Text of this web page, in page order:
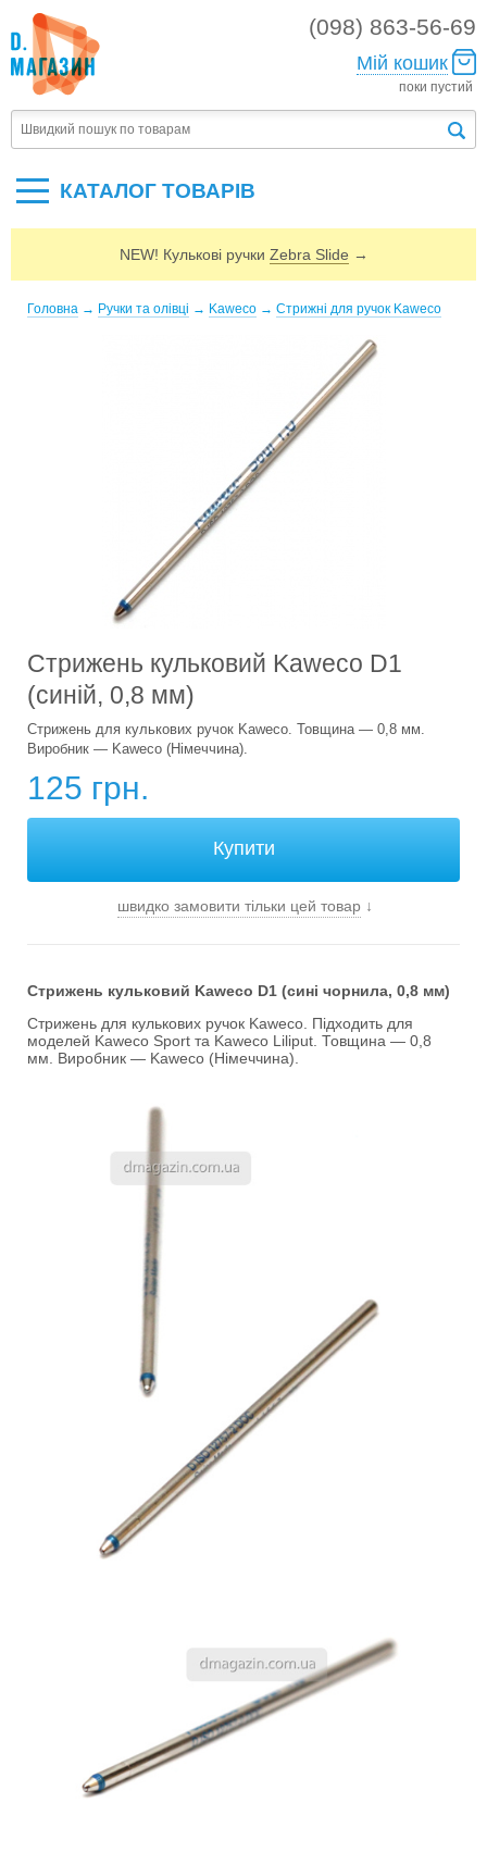
(098) 863-56-69
Мій кошик
поки пустий
КАТАЛОГ ТОВАРIВ
NEW! Кулькові ручки Zebra Slide →
Головна → Ручки та олівці → Kaweco → Стрижні для ручок Kaweco
Стрижень кульковий Kaweco D1
(синій, 0,8 мм)
Стрижень для кулькових ручок Kaweco. Товщина — 0,8 мм.
Виробник — Kaweco (Німеччина).
125 грн.
швидко замовити тільки цей товар↓
Стрижень кульковий Kaweco D1 (сині чорнила, 0,8 мм)
Стрижень для кулькових ручок Kaweco. Підходить для
моделей Kaweco Sport та Kaweco Liliput. Товщина — 0,8
мм. Виробник — Kaweco (Німеччина).